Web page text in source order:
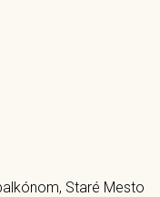
Staré Mesto